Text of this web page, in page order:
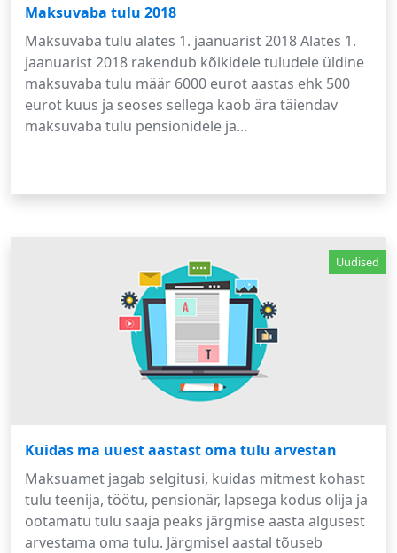
Maksuvaba tulu 2018
Maksuvaba tulu alates 1. jaanuarist 2018 Alates 1.
jaanuarist 2018 rakendub kõikidele tuludele üldine
maksuvaba tulu määr 6000 eurot aastas ehk 500
eurot kuus ja seoses sellega kaob ära täiendav
maksuvaba tulu pensionidele ja...
Kuidas ma uuest aastast oma tulu arvestan
Uudised
Maksuamet jagab selgitusi, kuidas mitmest kohast
tulu teenija, töötu, pensionär, lapsega kodus olija ja
ootamatu tulu saaja peaks järgmise aasta algusest
arvestama oma tulu. Järgmisel aastal tõuseb